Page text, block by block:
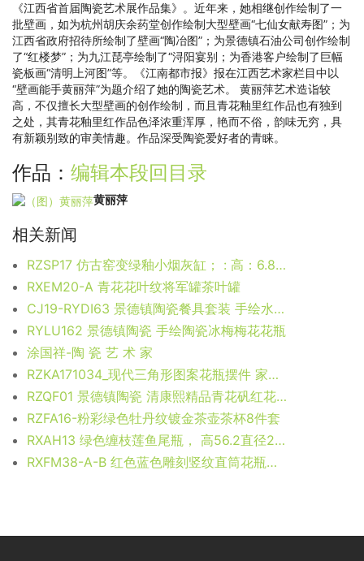
《江西省首届陶瓷艺术展作品集》。近年来，她相继创作绘制了一
批壁画，如为杭州胡庆余药堂创作绘制大型壁画“七仙女献寿图”；为
江西省政府招待所绘制了壁画“陶冶图”；为景德镇石油公司创作绘制
了“红楼梦”；为九江琵亭绘制了“浔阳宴别；为香港客户绘制了巨幅
瓷板画“清明上河图”等。《江南都市报》报在江西艺术家栏目中以
“壁画能手黄丽萍”为题介绍了她的陶瓷艺术。 黄丽萍艺术造诣较
高，不仅擅长大型壁画的创作绘制，而且青花釉里红作品也有独到
之处，其青花釉里红作品色泽浓重浑厚，艳而不俗，韵味无穷，具
有新颖别致的审美情趣。作品深受陶瓷爱好者的青睐。
作品： 编辑本段回目录
黄丽萍
相关新闻
RZSP17 仿古窑变绿釉小烟灰缸； : 高：6.8直径：14口径：8.5底径：8.3重量：0.6KG
RXEM20-A 青花花叶纹将军罐茶叶罐
CJ19-RYDI63 景德镇陶瓷餐具套装 手绘水点桃花56头骨瓷餐具
RYLU162 景德镇陶瓷 手绘陶瓷冰梅梅花花瓶
涂国祥-陶 瓷 艺 术 家
RZKA171034_现代三角形图案花瓶摆件 家居装饰陶瓷 简约风格 镀金
RZQF01 景德镇陶瓷 清康熙精品青花矾红花卉釉里红赏盘
RZFA16-粉彩绿色牡丹纹镀金茶壶茶杯8件套
RXAH13 绿色缠枝莲鱼尾瓶， 高56.2直径28.3口径底径20.5重量12.25KG
RXFM38-A-B 红色蓝色雕刻竖纹直筒花瓶花盆组合